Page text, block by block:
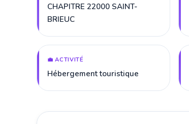
CHAPITRE 22000 SAINT-
BRIEUC
💼 ACTIVITÉ
Hébergement touristique